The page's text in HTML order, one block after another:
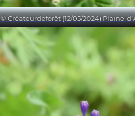
© Créateurdeforêt (12/05/2024) Plaine-